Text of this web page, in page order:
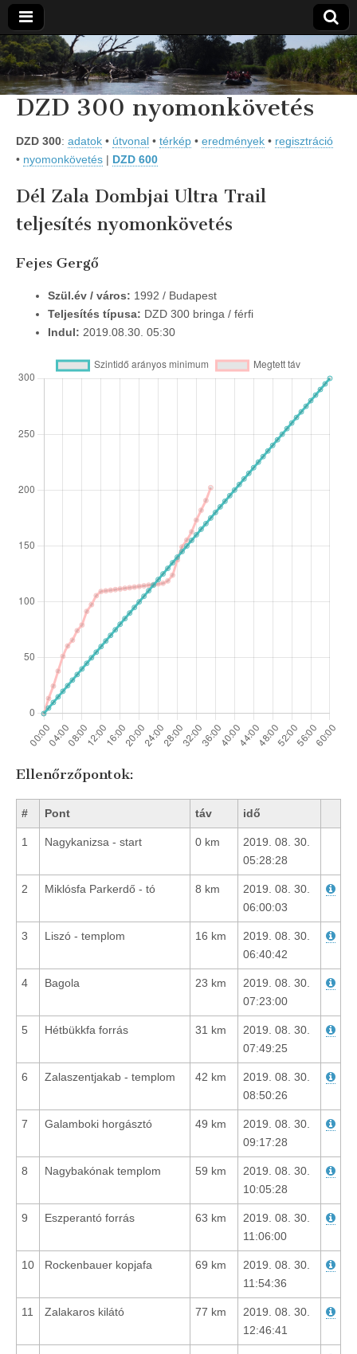
Vidra
Vízitúra
… vízitúra
szervezés,
vadvíz,
kajakoktatás,
kajak-kenu
vidraságok…
DZD 300 nyomonkövetés
DZD 300: adatok • útvonal • térkép • eredmények • regisztráció
• nyomonkövetés | DZD 600
Dél Zala Dombjai Ultra Trail
teljesítés nyomonkövetés
Fejes Gergő
Szül.év / város: 1992 / Budapest
Teljesítés típusa: DZD 300 bringa / férfi
Indul: 2019.08.30. 05:30
Ellenőrzőpontok:
# Pont táv idő
1 Nagykanizsa - start 0 km
2019. 08. 30.
05:28:28
2 Miklósfa Parkerdő - tó 8 km
2019. 08. 30.
06:00:03
3 Liszó - templom 16 km
2019. 08. 30.
06:40:42
4 Bagola 23 km
2019. 08. 30.
07:23:00
5 Hétbükkfa forrás 31 km
2019. 08. 30.
07:49:25
6 Zalaszentjakab - templom 42 km
2019. 08. 30.
08:50:26
7 Galamboki horgásztó 49 km
2019. 08. 30.
09:17:28
8 Nagybakónak templom 59 km
2019. 08. 30.
10:05:28
9 Eszperantó forrás 63 km
2019. 08. 30.
11:06:00
10 Rockenbauer kopjafa 69 km
2019. 08. 30.
11:54:36
11 Zalakaros kilátó 77 km
2019. 08. 30.
12:46:41